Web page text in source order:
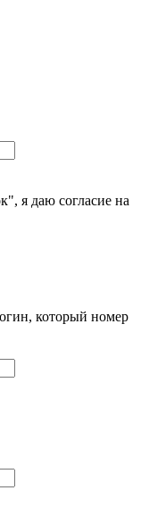
я даю согласие на
который номер